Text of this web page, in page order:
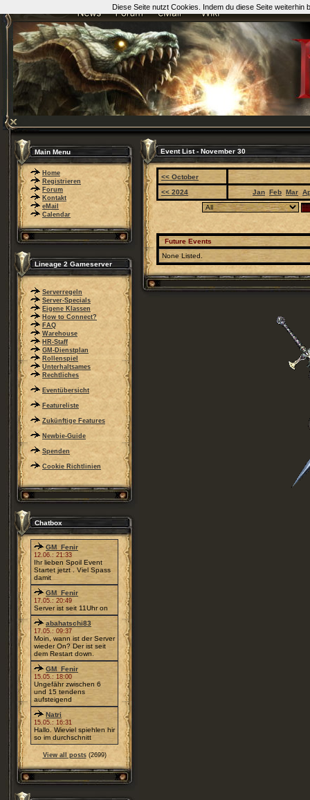
Main Menu
Home
Registrieren
Forum
Kontakt
eMail
Calendar
Lineage 2 Gameserver
Serverregeln
Server-Specials
Eigene Klassen
How to Connect?
FAQ
Warehouse
HR-Staff
GM-Dienstplan
Rollenspiel
Unterhaltsames
Rechtliches
Eventübersicht
Featureliste
Zukünftige Features
Newbie-Guide
Spenden
Cookie Richtlinien
Chatbox
GM_Fenir
12.06.: 21:33
Ihr lieben Spoil Event
Startet jetzt . Viel Spass
damit
GM_Fenir
17.05.: 20:49
Server ist seit 11Uhr on
abahatschi83
17.05.: 09:37
Moin, wann ist der Server
wieder On? Der ist seit
dem Restart down.
GM_Fenir
15.05.: 18:00
Ungefähr zwischen 6
und 15 tendens
aufsteigend
Natri
15.05.: 16:31
Hallo. Wieviel spiehlen hir
so im durchschnitt
View all posts(2699)
Event List - November 30
<< October
<< 2024
Jan Feb Mar
Future Events
None Listed.
Diese Seite nutzt Cookies. Indem du diese Seite